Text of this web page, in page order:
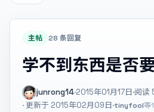
主帖 28 条回复
学不到东西是否
junrong14·2015年01月17日·阅读
· 更新于 2015年02月09日·tinyfool等